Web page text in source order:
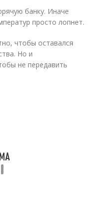
банку. Иначе
просто лопнет.
чтобы оставался
Но и
не передавить